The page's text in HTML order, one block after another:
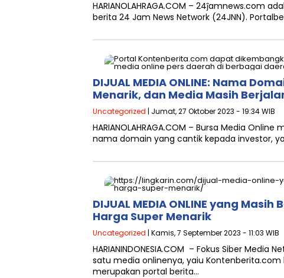
HARIANOLAHRAGA.COM – 24ĵamnews.com
berita 24 Jam News Network (24JNN).
DIJUAL MEDIA ONLINE: Nama
Menarik, dan Media Masih
Uncategorized | Jumat, 27 Oktober 2023 - 19:34 WIB
HARIANOLAHRAGA.COM – Bursa Media
nama domain yang cantik kepada investor,
DIJUAL MEDIA ONLINE yang
Harga Super Menarik
Uncategorized | Kamis, 7 September 2023 - 11:03 WIB
HARIANINDONESIA.COM – Fokus Siber
satu media onlinenya, yaiu
merupakan portal berita…